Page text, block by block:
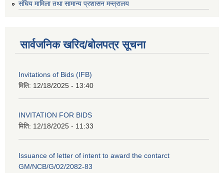
संघिय मामिला तथा सामान्य प्रशासन मन्त्रालय
सार्वजनिक खरिद/बोलपत्र सूचना
Invitations of Bids (IFB)
मिति: 12/18/2025 - 13:40
INVITATION FOR BIDS
मिति: 12/18/2025 - 11:33
Issuance of letter of intent to award the contarct
GM/NCB/G/02/2082-83